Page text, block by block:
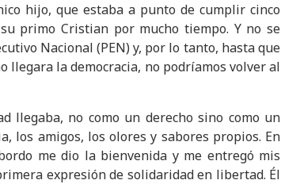
hijo, que estaba a punto de cumplir cinco
primo Cristian por mucho tiempo. Y no se
Nacional (PEN) y, por lo tanto, hasta que
llegara la democracia, no podríamos volver al
llegaba, no como un derecho sino como un
los amigos, los olores y sabores propios. En
me dio la bienvenida y me entregó mis
expresión de solidaridad en libertad. Él